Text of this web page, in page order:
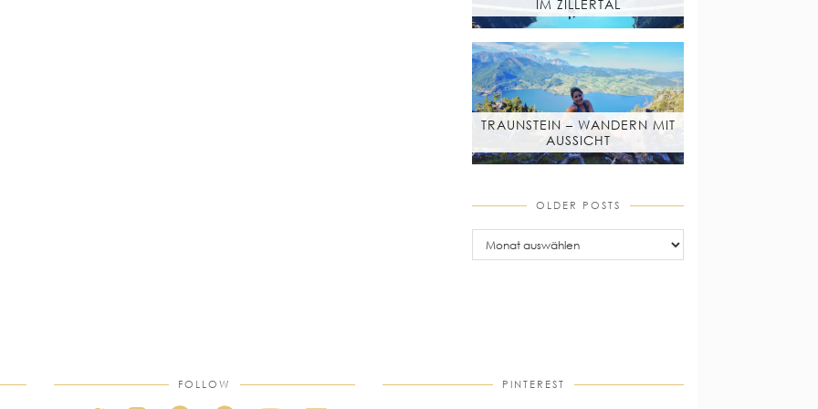
IM ZILLERTAL
TRAUNSTEIN – WANDERN MIT
AUSSICHT
OLDER POSTS
older
posts
FOLLOW PINTEREST